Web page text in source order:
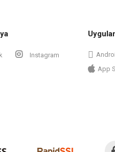
Instagram
App